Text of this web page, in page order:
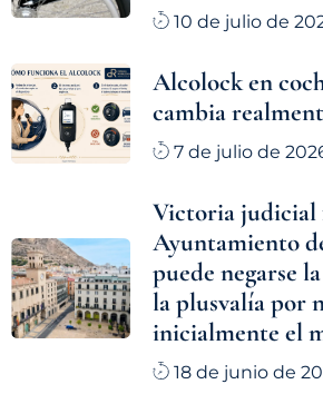
10 de julio de
Alcolock en
cambia
7 de julio de
Victoria judicial
Ayuntamiento
puede negarse
la plusvalía por
inicialmente el
18 de junio de